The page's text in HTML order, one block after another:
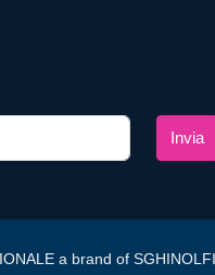
Invia
a brand of